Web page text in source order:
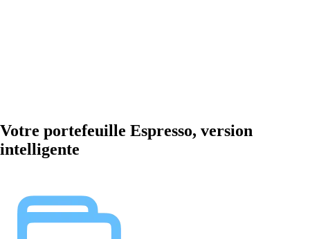
Votre portefeuille Espresso, version
intelligente